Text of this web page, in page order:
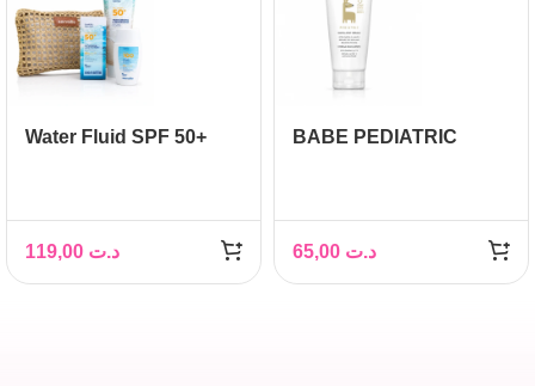
Water Fluid SPF 50+
د.ت
BABE PEDIATRIC
د.ت